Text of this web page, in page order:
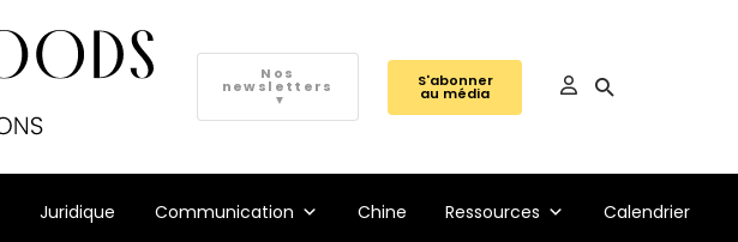
Nos
newsletters
▼
S'abonner
au média
Juridique Communication Chine Ressources Calendrier